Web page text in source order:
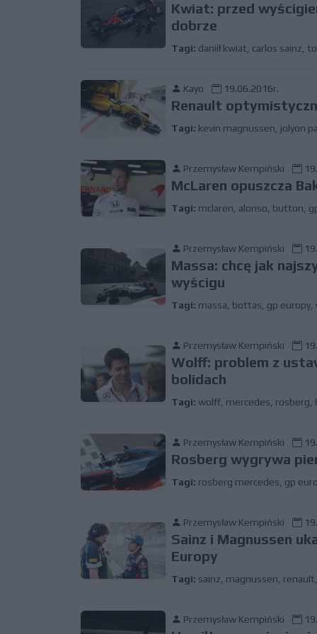
Kwiat: przed
dobrze
Tagi: daniił kwiat carlos sainz
Kayo 19.06.2016r.
Renault
Tagi: kevin magnussen jolyon
Przemysław Kempiński
McLaren opuszcza
Tagi: mclaren alonso button
Przemysław Kempiński
Massa: chcę jak
wyścigu
Tagi: massa bottas gp europy
Przemysław Kempiński
Wolff: problem z
bolidach
Tagi: wolff mercedes rosberg
Przemysław Kempiński
Rosberg wygrywa
Tagi: rosberg mercedes gp
Przemysław Kempiński
Sainz i Magnussen
Europy
Tagi: sainz magnussen renault
Przemysław Kempiński